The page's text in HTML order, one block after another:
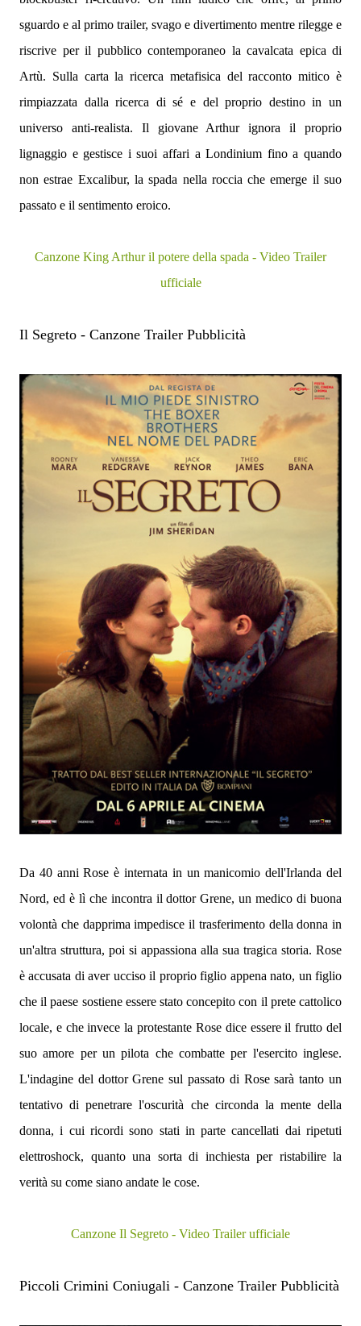
sguardo e al primo trailer, svago e divertimento mentre rilegge e
riscrive per il pubblico contemporaneo la cavalcata epica di
Artù. Sulla carta la ricerca metafisica del racconto mitico è
rimpiazzata dalla ricerca di sé e del proprio destino in un
universo anti-realista. Il giovane Arthur ignora il proprio
lignaggio e gestisce i suoi affari a Londinium fino a quando
non estrae Excalibur, la spada nella roccia che emerge il suo
passato e il sentimento eroico.
Canzone King Arthur il potere della spada - Video Trailer
ufficiale
Il Segreto - Canzone Trailer Pubblicità
Da 40 anni Rose è internata in un manicomio dell'Irlanda del
Nord, ed è lì che incontra il dottor Grene, un medico di buona
volontà che dapprima impedisce il trasferimento della donna in
un'altra struttura, poi si appassiona alla sua tragica storia. Rose
è accusata di aver ucciso il proprio figlio appena nato, un figlio
che il paese sostiene essere stato concepito con il prete cattolico
locale, e che invece la protestante Rose dice essere il frutto del
suo amore per un pilota che combatte per l'esercito inglese.
L'indagine del dottor Grene sul passato di Rose sarà tanto un
tentativo di penetrare l'oscurità che circonda la mente della
donna, i cui ricordi sono stati in parte cancellati dai ripetuti
elettroshock, quanto una sorta di inchiesta per ristabilire la
verità su come siano andate le cose.
Canzone Il Segreto - Video Trailer ufficiale
Piccoli Crimini Coniugali - Canzone Trailer Pubblicità